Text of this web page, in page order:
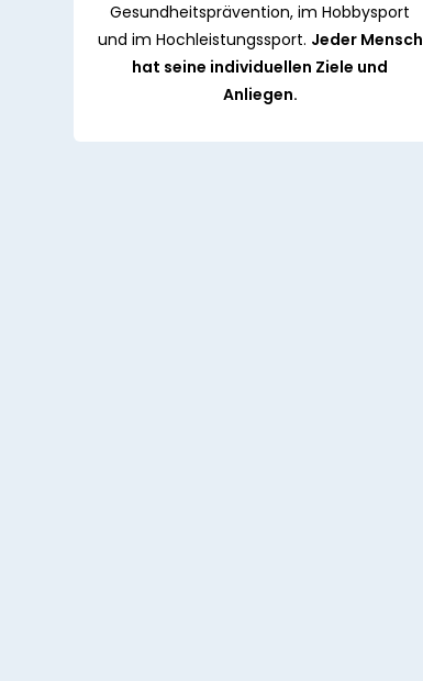
Gesundheitsprävention, im Hobbysport
und im Hochleistungssport. Jeder Mensch
hat seine individuellen Ziele und
Anliegen.